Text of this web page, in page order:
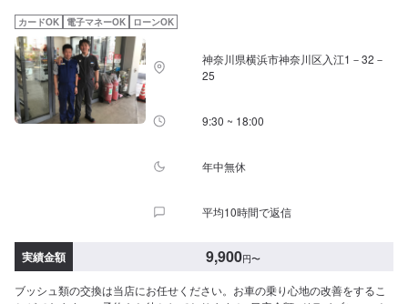
日・営業時間】定休日：不定休日曜日はお問い合わせください。営業時間：
9:00~18:00
カードOK 電子マネーOK ローンOK
神奈川県横浜市神奈川区入江1－32－
25
9:30 ~ 18:00
年中無休
平均10時間で返信
実績金額 9,900円〜
ブッシュ類の交換は当店にお任せください。お車の乗り心地の改善をするこ